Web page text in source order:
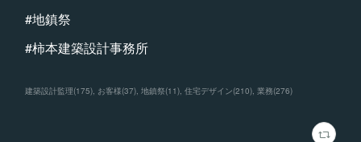
#地鎮祭
#柿本建築設計事務所
建築設計監理(175) お客様(37) 地鎮祭(11) 住宅デザイン(210) 業務(276)